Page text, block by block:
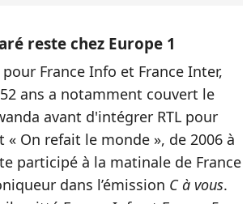
reste chez Europe 1
France Info et France Inter,
ans a notamment couvert le
avant d'intégrer RTL pour
« On refait le monde », de 2006 à
participé à la matinale de France
dans l’émission C à vous.